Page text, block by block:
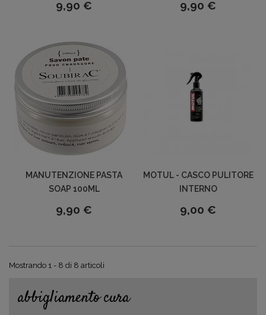
9,90 € 9,90 €
MANUTENZIONE PASTA
SOAP 100ML
9,90 €
MOTUL - CASCO PULITORE
INTERNO
9,00 €
Mostrando 1 - 8 di 8 articoli
abbigliamento cura